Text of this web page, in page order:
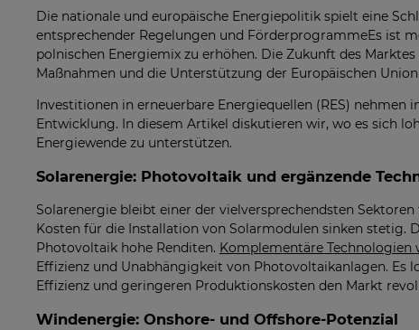
Die nationale und europäische Energiepolitik spielt eine
entsprechender Regelungen und FörderprogrammeEs ist
polnischen Energiemix zu erhöhen. Die Zukunft des
Maßnahmen und die Unterstützung der Europäischen
Investitionen in erneuerbare Energiequellen (RES)
Entwicklung. In diesem Artikel diskutieren wir, wo es sich
Energiewende zu unterstützen.
Solarenergie: Photovoltaik und ergänzende
Solarenergie bleibt einer der vielversprechendsten
Kosten für die Installation von Solarmodulen sinken
Photovoltaik hohe Renditen. Komplementäre Technologien
Effizienz und Unabhängigkeit von Photovoltaikanlagen. Es
Effizienz und geringeren Produktionskosten den Markt
Windenergie: Onshore- und Offshore-Potenzial